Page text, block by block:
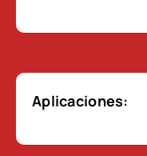
Aplicaciones: